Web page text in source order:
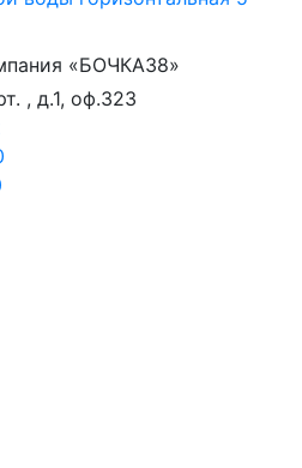
«БОЧКА38»
, д.1, оф.323